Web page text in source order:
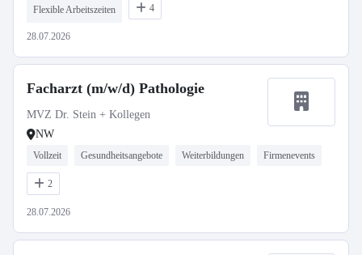
Flexible Arbeitszeiten 4
28.07.2026
Facharzt (m/w/d) Pathologie
MVZ Dr. Stein + Kollegen
NW
Vollzeit Gesundheitsangebote Weiterbildungen Firmenevents
2
28.07.2026